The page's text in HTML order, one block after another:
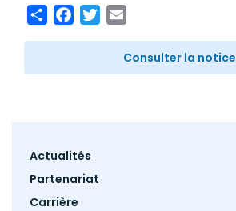
ShareFacebook
Twitter
Consulter la notice
Footer
Actualités
Partenariat
Carrière